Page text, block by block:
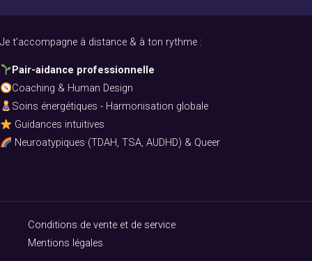
Je t’accompagne à distance & à ton rythme :
Pair-aidance professionnelle
Coaching & Human Design
Soins énergétiques - Harmonisation globale
Guidances intuitives
Neuroatypiques (TDAH, TSA, AUDHD) & Queer
Conditions de vente et de service
Mentions légales